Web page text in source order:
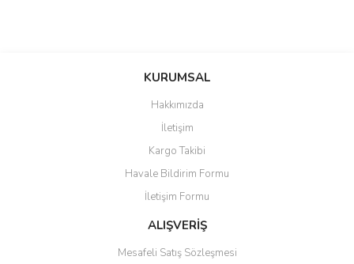
KURUMSAL
Hakkımızda
İletişim
Kargo Takibi
Havale Bildirim Formu
İletişim Formu
ALIŞVERİŞ
Mesafeli Satış Sözleşmesi